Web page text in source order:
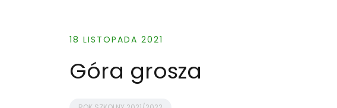
18 LISTOPADA 2021
Góra grosza